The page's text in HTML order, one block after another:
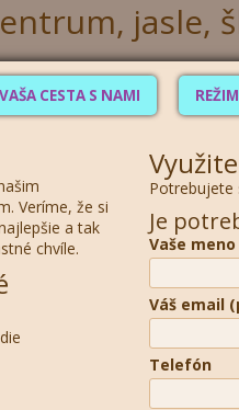
VAŠA CESTA S NAMI
Veríme, že si
a tak
chvíle.
Potrebujete
Je
Vaše
Váš email
Telefón